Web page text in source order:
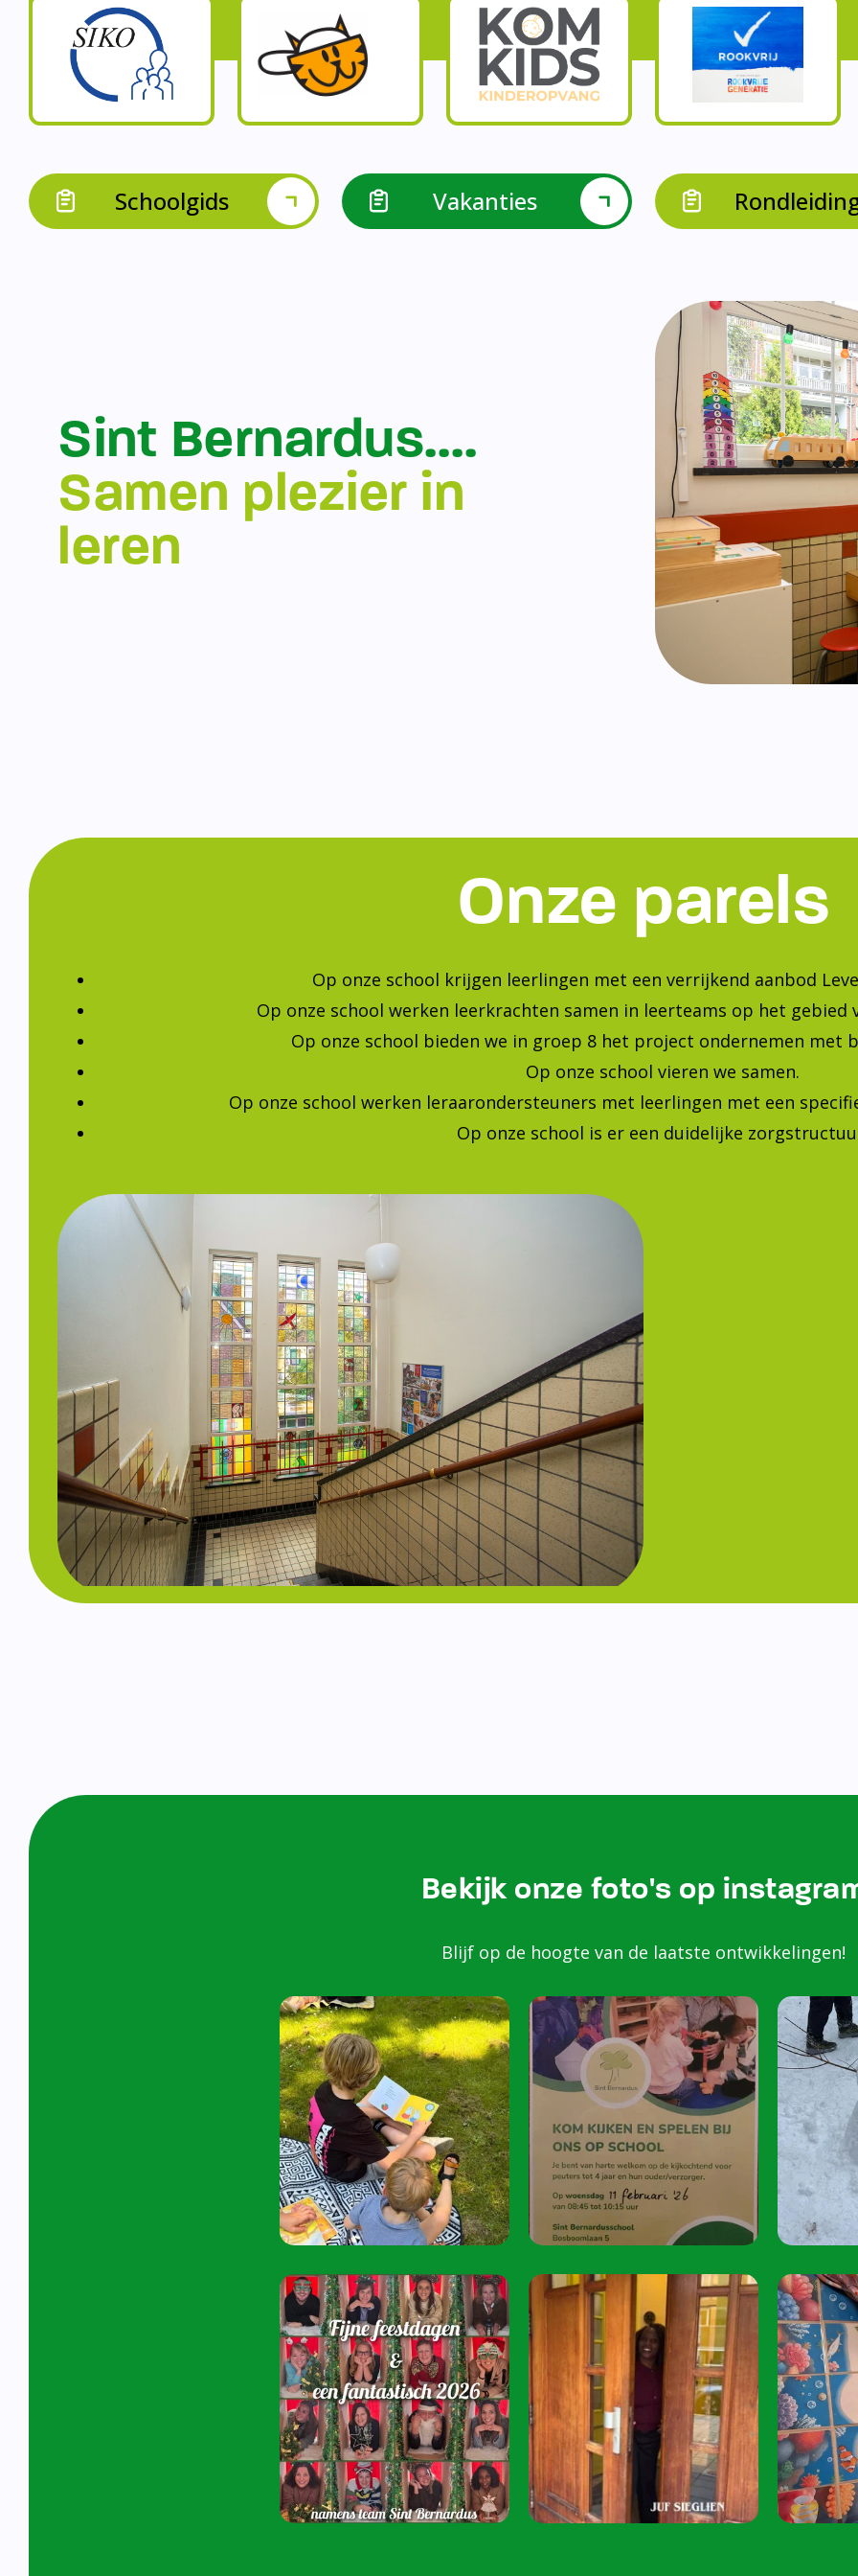
Op onze school krijgen leerlingen met een verrijkend aanbod
Op onze school werken leerkrachten samen in leerteams op het gebied
Op onze school vieren we samen.
Op onze school werken leraarondersteuners met leerlingen met een
Bekijk onze foto's op
Blijf op de hoogte van de laatste ontwikkelingen!
Kom
Peuters van 2
harte welkom
juni 2026 van
Speel je mee?